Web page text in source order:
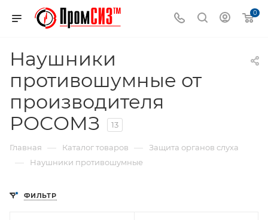
0
Наушники
противошумные от
производителя
РОСОМЗ
13
Главная — Каталог товаров — Защита органов слуха
— Наушники противошумные
ФИЛЬТР